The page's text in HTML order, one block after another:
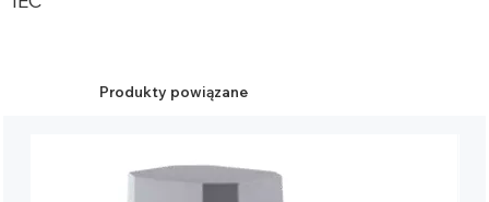
Produkty powiązane